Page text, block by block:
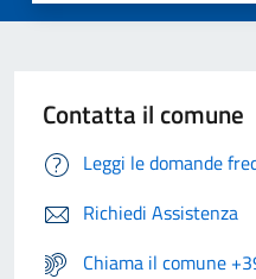
Contatta il comune
Leggi le domande
Richiedi Assistenza
Chiama il comune